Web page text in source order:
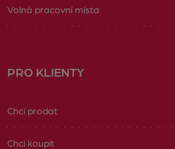
Volná pracovní místa
PRO KLIENTY
Chci prodat
Chci koupit